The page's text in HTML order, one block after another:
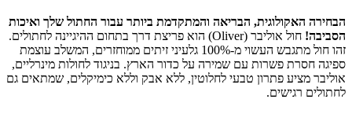
הבחירה האקולוגית, הבריאה והמתקדמת ביותר עבור החתול שלך ואיכות
הסביבה!
חול אוליבר (Oliver) הוא פריצת דרך בתחום ההיגיינה לחתולים.
זהו חול מתגבש העשוי מ-100% גלעיני זיתים ממוחזרים, המשלב עוצמת
ספיגה חסרת פשרות עם שמירה על כדור הארץ. בניגוד לחולות מינרליים,
אוליבר מציע פתרון טבעי לחלוטין, ללא אבק וללא כימיקלים, שמתאים גם
לחתולים רגישים.